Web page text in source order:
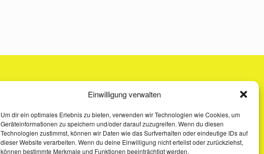
Einwilligung verwalten
Um dir ein optimales Erlebnis zu bieten, verwenden wir Technologien wie Cookies, um
Geräteinformationen zu speichern und/oder darauf zuzugreifen. Wenn du diesen
Technologien zustimmst, können wir Daten wie das Surfverhalten oder eindeutige IDs auf
dieser Website verarbeiten. Wenn du deine Einwilligung nicht erteilst oder zurückziehst,
können bestimmte Merkmale und Funktionen beeinträchtigt werden.